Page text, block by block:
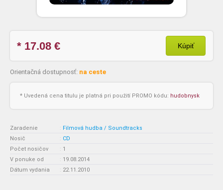
* 17.08 € Kúpiť
Orientačná dostupnosť: na ceste
* Uvedená cena titulu je platná pri použití PROMO kódu: hudobnysk
Zaradenie : Filmová hudba / Soundtracks
Nosič
: CD
Počet nosičov
: 1
V ponuke od
: 19.08.2014
Dátum vydania
: 22.11.2010